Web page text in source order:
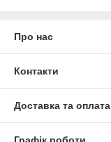
Про нас
Контакти
Доставка та оплата